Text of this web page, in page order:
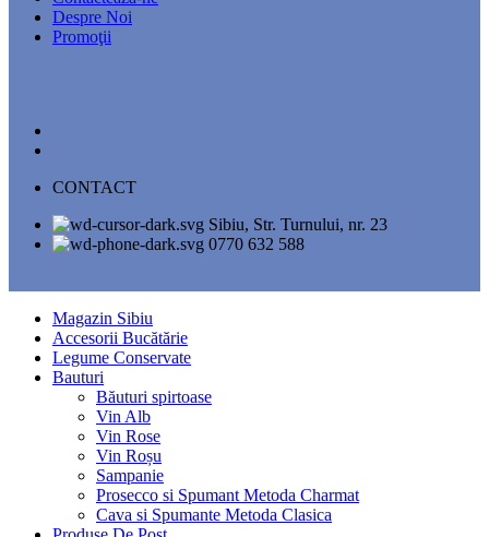
Despre Noi
Promoţii
CONTACT
Sibiu, Str. Turnului, nr. 23
0770 632 588
Magazin Sibiu
Accesorii Bucătărie
Legume Conservate
Bauturi
Băuturi spirtoase
Vin Alb
Vin Rose
Vin Roșu
Sampanie
Prosecco si Spumant Metoda Charmat
Cava si Spumante Metoda Clasica